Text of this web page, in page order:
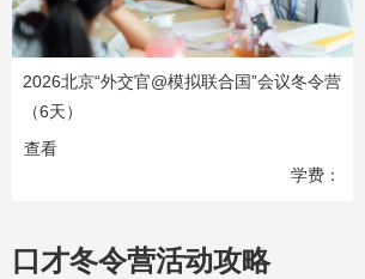
2026北京“外交官@模拟联合国”会议冬令营
（6天）
学费：
查看
口才冬令营活动攻略